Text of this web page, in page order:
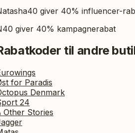
giver 40% influencer-
giver 40% kampagnerabat
til andre
for Paradis
Denmark
24
Other Stories